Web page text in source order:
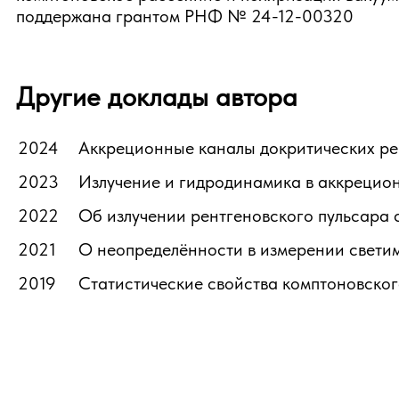
поддержана грантом РНФ № 24-12-00320
Другие доклады автора
2024
Аккреционные каналы докритических
2023
Излучение и гидродинамика в
2022
Об излучении рентгеновского
2021
О неопределённости в измерении
2019
Статистические свойства